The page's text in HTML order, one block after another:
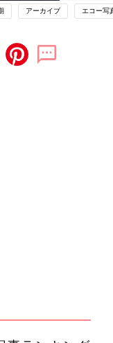
アーカイブ エコー写
る 出産の教科書